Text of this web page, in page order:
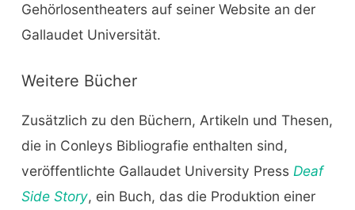
Gehörlosentheaters auf seiner Website an der
Gallaudet Universität.
Weitere Bücher
Zusätzlich zu den Büchern, Artikeln und Thesen,
die in Conleys Bibliografie enthalten sind,
veröffentlichte Gallaudet University Press Deaf
Side Story, ein Buch, das die Produktion einer